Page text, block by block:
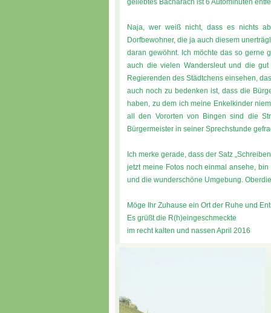
geliebtes Bacharach ist 6 Autominuten
Naja, wer weiß nicht, dass es nichts
Dorfbewohner, die ja auch diesem
daran gewöhnt. Ich möchte das so gerne
auch die vielen Wandersleut und die
Regierenden des Städtchens einsehen,
auch noch zu bedenken ist, dass die
haben, zu dem ich meine Enkelkinder
all den Vororten von Bingen sind die
Bürgermeister in seiner Sprechstunde
Ich merke gerade, dass der Satz
jetzt meine Fotos noch einmal ansehe,
und die wunderschöne Umgebung.
Möge Ihr Zuhause ein Ort der Ruhe und
Es grüßt die R(h)eingeschmeckte
im recht kalten und nassen April 2016